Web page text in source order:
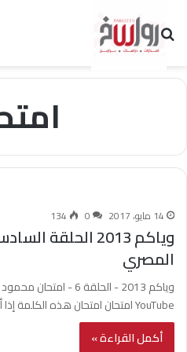
بحث عن
14 مايو، 2017 0
134
وياكم 2013
المصري
YouTube امتحان امتحان هذه الكلمة إذا أطلقت انصرف…
أكمل القراءة »